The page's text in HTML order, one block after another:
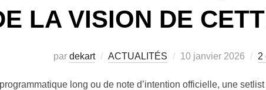
LA VISION DE
par dekart ACTUALITÉS 10 janvier 2026 2
long ou de note d’intention officielle, une